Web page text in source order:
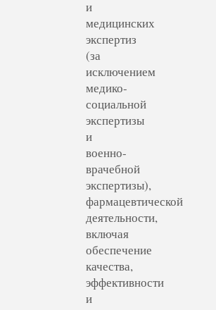
и
медицинских
экспертиз
(за
исключением
медико-
социальной
экспертизы
и
военно-
врачебной
экспертизы),
фармацевтической
деятельности,
включая
обеспечение
качества,
эффективности
и